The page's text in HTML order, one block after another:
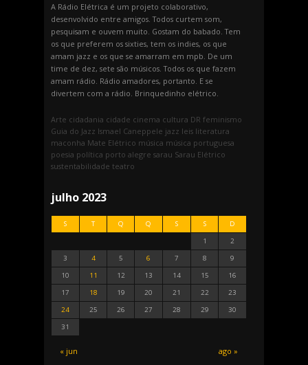
A Rádio Elétrica é um projeto colaborativo,
desenvolvido entre amigos. Todos curtem som,
pesquisam e ouvem muito. Gostam do babado. Tem
os que preferem os sixties, tem os indies, os que
amam jazz e os que se amarram em mpb. De um
time de dez, sete são músicos. Todos os que fazem
amam rádio. Rádio amadores, portanto. E se
divertem com a rádio. Brinquedinho elétrico.
Arte cidadania cidade cinema cultura DR feminismo
Guia do Jazz Ismael Caneppele jazz leis literatura
maconha Mate Elétrico música música portuguesa
poesia política porto alegre sarau Sarau Elétrico
sustentabilidade teatro
julho 2023
S T Q Q S S D
« jun ago »
1
2
3
4 5 6 7 8
9
10
11 12 13 14 15
16
17
18 19 20 21 22
23
24
25 26 27 28 29
30
31